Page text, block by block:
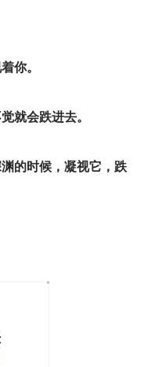
你。
就会跌进去。
的时候，凝视它，跌